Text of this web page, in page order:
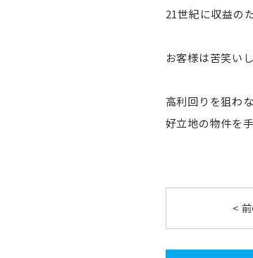
21世紀に収益の
お客様は苦笑い
高利回りを狙わ
好立地の物件を
<